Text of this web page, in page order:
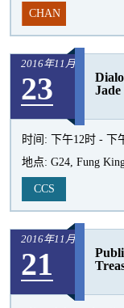
CHAN
2016年11月
23
Jade
时间:
下午12时 - 下
地点: G24, Fung
CCS
2016年11月
21